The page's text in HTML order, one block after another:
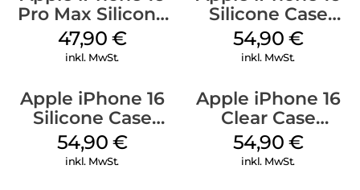
Pro Max Silicone
Case MagSafe
Black
47,90 €
inkl. MwSt.
Silicone Case
MagSafe Lake
Green
54,90 €
inkl. MwSt.
Apple iPhone 16
Silicone Case
MagSafe Black
54,90 €
inkl. MwSt.
Apple iPhone 16
Clear Case
MagSafe
Transparent
54,90 €
inkl. MwSt.